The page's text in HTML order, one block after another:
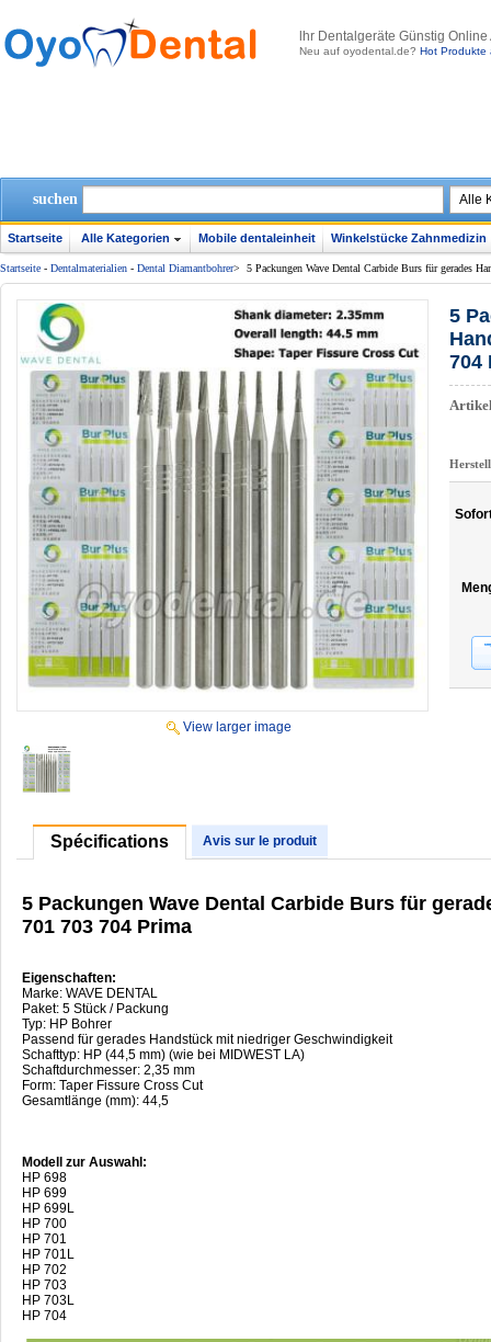
lhr Dentalgeräte Günstig
Neu auf oyodental.de? Hot Produkte
suchen
Startseite Alle Kategorien Mobile dentaleinheit Winkelstücke Zahnmedizin
Startseite - Dentalmaterialien - Dental Diamantbohrer> 5 Packungen Wave Dental Carbide Burs für gerades
View larger image
5
704
Spécifications Avis sur le produit
5 Packungen Wave Dental Carbide Burs für
701 703 704 Prima
Eigenschaften:
Marke: WAVE DENTAL
Paket: 5 Stück / Packung
Typ: HP Bohrer
Passend für gerades Handstück mit niedriger Geschwindigkeit
Schafttyp: HP (44,5 mm) (wie bei MIDWEST LA)
Schaftdurchmesser: 2,35 mm
Form: Taper Fissure Cross Cut
Gesamtlänge (mm): 44,5
Modell zur Auswahl:
HP 698
HP 699
HP 699L
HP 700
HP 701
HP 701L
HP 702
HP 703
HP 703L
HP 704